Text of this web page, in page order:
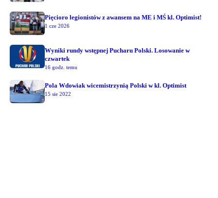
Pięcioro legionistów z awansem na ME i MŚ kl. Optimist!
1 cze 2026
Wyniki rundy wstępnej Pucharu Polski. Losowanie w
czwartek
16 godz. temu
Pola Wdowiak wicemistrzynią Polski w kl. Optimist
15 sie 2022